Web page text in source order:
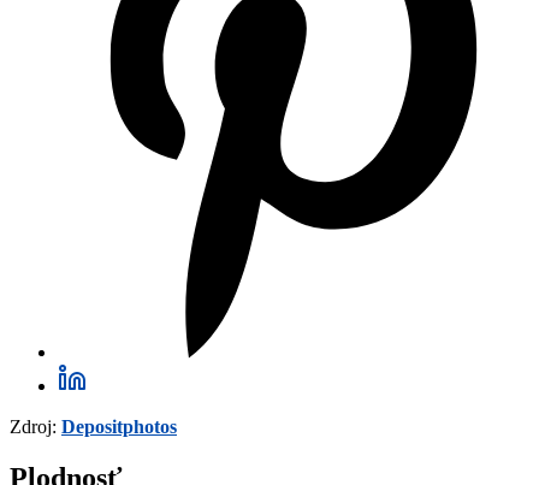
Zdroj: Depositphotos
Plodnosť